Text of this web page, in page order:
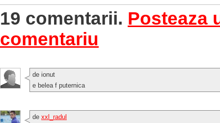
19 comentarii. Posteaza
comentariu
de ionut
e belea f puternica
de xxl_radul